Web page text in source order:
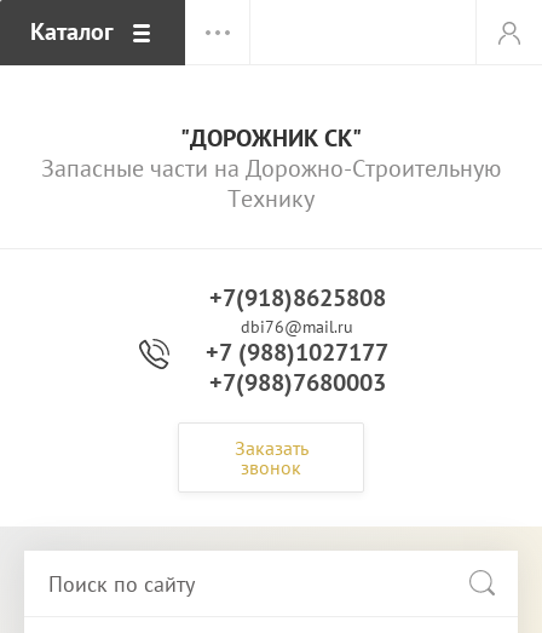
Каталог
"ДОРОЖНИК СК"
Запасные части на Дорожно-Строительную
Технику
+7(918)8625808
dbi76@mail.ru
+7 (988)1027177
+7(988)7680003
Заказать
звонок